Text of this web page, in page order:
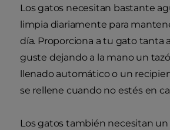
Los gatos necesitan bastante
limpia diariamente para
día. Proporciona a tu gato tanta
guste dejando a la mano un
llenado automático o un
se rellene cuando no estés en
Los gatos también necesitan